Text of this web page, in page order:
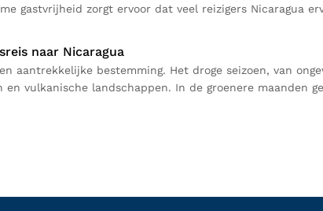
gastvrijheid zorgt ervoor dat veel reizigers Nicaragua
naar Nicaragua
aantrekkelijke bestemming. Het droge seizoen, van
en vulkanische landschappen. In de groenere maanden